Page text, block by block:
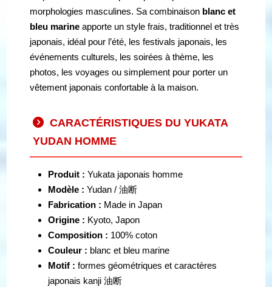
morphologies masculines. Sa combinaison blanc et
bleu marine apporte un style frais, traditionnel et très
japonais, idéal pour l’été, les festivals japonais, les
événements culturels, les soirées à thème, les
photos, les voyages ou simplement pour porter un
vêtement japonais confortable à la maison.
CARACTÉRISTIQUES DU YUKATA
YUDAN HOMME
Produit : Yukata japonais homme
Modèle : Yudan / 油断
Fabrication : Made in Japan
Origine : Kyoto, Japon
Composition : 100% coton
Couleur : blanc et bleu marine
Motif : formes géométriques et caractères
japonais kanji 油断